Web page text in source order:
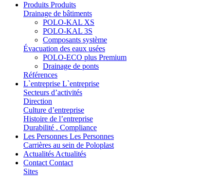
Produits Produits
Drainage de bâtiments
POLO-KAL XS
POLO-KAL 3S
Composants système
Évacuation des eaux usées
POLO-ECO plus Premium
Drainage de ponts
Références
L`entreprise L`entreprise
Secteurs d’activités
Direction
Culture d’entreprise
Histoire de l’entreprise
Durabilité . Compliance
Les Personnes Les Personnes
Carrières au sein de Poloplast
Actualités Actualités
Contact Contact
Sites